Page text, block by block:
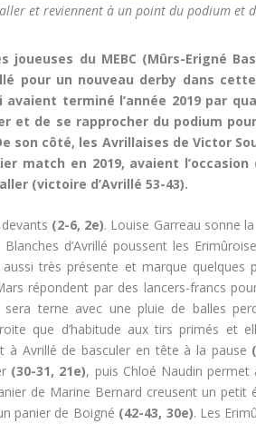
et reviennent à un point du podium et
joueuses du MEBC (Mûrs-Erigné
pour un nouveau derby dans
avaient terminé l’année 2019 par
et de se rapprocher du podium
son côté, les Avrillaises de Victor
match en 2019, avaient
(victoire d’Avrillé 53-43).
(2-6, 2e). Louise Garreau sonne
Blanches d’Avrillé poussent les
très présente et marque quelques
répondent par des lancers-francs
terne avec une pluie de balles
que d’habitude aux tirs primés et
à Avrillé de basculer en tête à la pause
(30-31, 21e), puis Chloé Naudin permet
de Marine Bernard creusent un petit
panier de Boigné (42-43, 30e). Les